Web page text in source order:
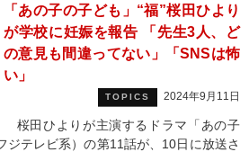
「あの子の子ども」“福”桜田ひより
が学校に妊娠を報告 「先生3人、ど
の意見も間違ってない」「SNSは怖
い」
TOPICS 2024年9月11日
桜田ひよりが主演するドラマ「あの子
ジテレビ系）の第11話が、10日に放送さ